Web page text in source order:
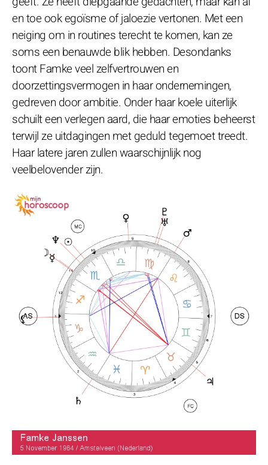
en toe ook egoïsme of jaloezie vertonen. Met een
neiging om in routines terecht te komen, kan ze
soms een benauwde blik hebben. Desondanks
toont Famke veel zelfvertrouwen en
doorzettingsvermogen in haar ondernemingen,
gedreven door ambitie. Onder haar koele uiterlijk
schuilt een verlegen aard, die haar emoties beheerst
terwijl ze uitdagingen met geduld tegemoet treedt.
Haar latere jaren zullen waarschijnlijk nog
veelbelovender zijn.